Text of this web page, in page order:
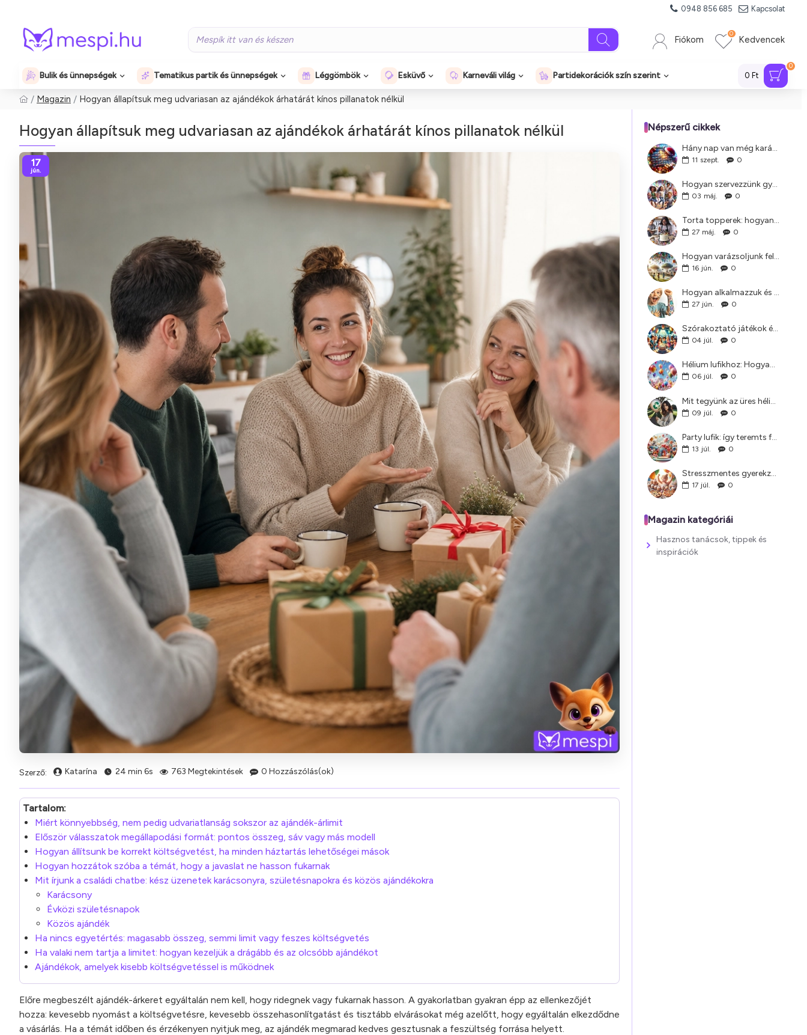
0948 856 685 Kapcsolat
Fiókom Kedvencek
0
Bulik és ünnepségek Tematikus partik és ünnepségek Léggömbök Esküvő Karneváli világ Partidekorációk szín szerint 0 Ft
0
Magazin Hogyan állapítsuk meg udvariasan az ajándékok árhatárát kínos pillanatok nélkül
Hogyan állapítsuk meg udvariasan az ajándékok árhatárát kínos pillanatok nélkül
17
jún.
Szerző: Katarína 24 min 6s 763 Megtekintések 0 Hozzászólás(ok)
Tartalom:
Miért könnyebbség, nem pedig udvariatlanság sokszor az ajándék-árlimit
Először válasszatok megállapodási formát: pontos összeg, sáv vagy más modell
Hogyan állítsunk be korrekt költségvetést, ha minden háztartás lehetőségei mások
Hogyan hozzátok szóba a témát, hogy a javaslat ne hasson fukarnak
Mit írjunk a családi chatbe: kész üzenetek karácsonyra, születésnapokra és közös ajándékokra
Karácsony
Évközi születésnapok
Közös ajándék
Ha nincs egyetértés: magasabb összeg, semmi limit vagy feszes költségvetés
Ha valaki nem tartja a limitet: hogyan kezeljük a drágább és az olcsóbb ajándékot
Ajándékok, amelyek kisebb költségvetéssel is működnek
Előre megbeszélt ajándék-árkeret egyáltalán nem kell, hogy ridegnek vagy fukarnak hasson. A gyakorlatban gyakran épp az ellenkezőjét
hozza: kevesebb nyomást a költségvetésre, kevesebb összehasonlítgatást és tisztább elvárásokat még azelőtt, hogy egyáltalán elkezdődne
a vásárlás. Ha a témát időben és érzékenyen nyitjuk meg, az ajándék megmarad kedves gesztusnak a feszültség forrása helyett.
Népszerű cikkek
Hány nap van még karácsonyig?
11 szept. 0
Hogyan szervezzünk gyerekzsúrt?
03 máj. 0
Torta topperek: hogyan válasszuk ki a tökéleteset?
27 máj. 0
Hogyan varázsoljunk felejthetetlen gyerekzsúrt: 10 szuper ötlet
16 jún. 0
Hogyan alkalmazzuk és távolítsuk el a lemosható tetoválásokat: Egyszerű útmutató szülőknek
27 jún. 0
Szórakoztató játékok és programok gyerekzsúrra, amelyek mindenkit lekötnek
04 júl. 0
Hélium lufikhoz: Hogyan teremts felejthetetlen hangulatot minden ünnepségen
06 júl. 0
Mit tegyünk az üres héliumpalackkal?
09 júl. 0
Party lufik: így teremts felejthetetlen hangulatot bármilyen bulin
13 júl. 0
Stresszmentes gyerekzsúr: menütervezés és dekorációs ötletek
17 júl. 0
Magazin kategóriái
Hasznos tanácsok, tippek és
inspirációk